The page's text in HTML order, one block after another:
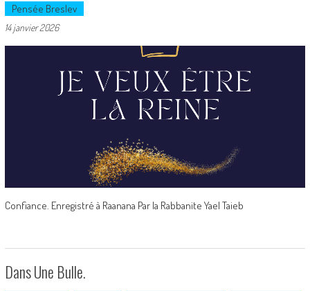
Pensée Breslev
14 janvier 2026
Confiance. Enregistré à Raanana Par la Rabbanite Yael Taieb
Dans Une Bulle.